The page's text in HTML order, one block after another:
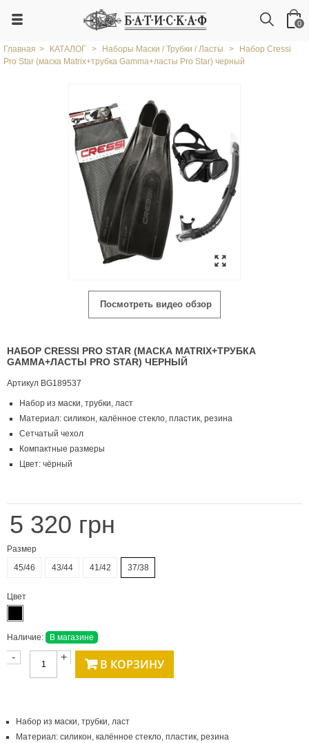
0
Главная > КАТАЛОГ > Наборы Маски / Трубки / Ласты >
Набор Cressi
Pro Star (маска Matrix+трубка Gamma+ласты Pro Star) черный
Посмотреть видео обзор
НАБОР CRESSI PRO STAR (МАСКА MATRIX+ТРУБКА
GAMMA+ЛАСТЫ PRO STAR) ЧЕРНЫЙ
Артикул BG189537
Набор из маски, трубки, ласт
Материал: силикон, калённое стекло, пластик, резина
Сетчатый чехол
Компактные размеры
Цвет: чёрный
5 320 грн
Размер
45/46
43/44 41/42 37/38
Цвет
Наличие: В магазине
- + В КОРЗИНУ
Набор из маски, трубки, ласт
Материал: силикон, калённое стекло, пластик, резина